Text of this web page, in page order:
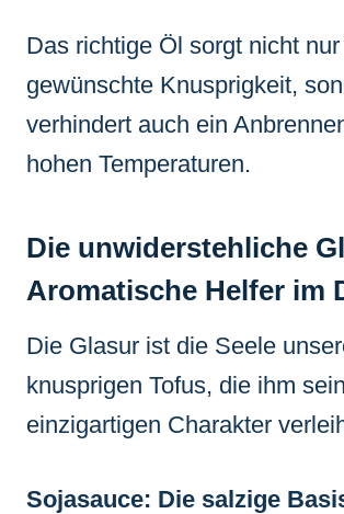
Das richtige Öl sorgt nicht
gewünschte Knusprigkeit,
verhindert auch ein
hohen Temperaturen.
Die unwiderstehliche
Aromatische Helfer im
Die Glasur ist die Seele
knusprigen Tofus, die ihm
einzigartigen Charakter
Sojasauce: Die salzige